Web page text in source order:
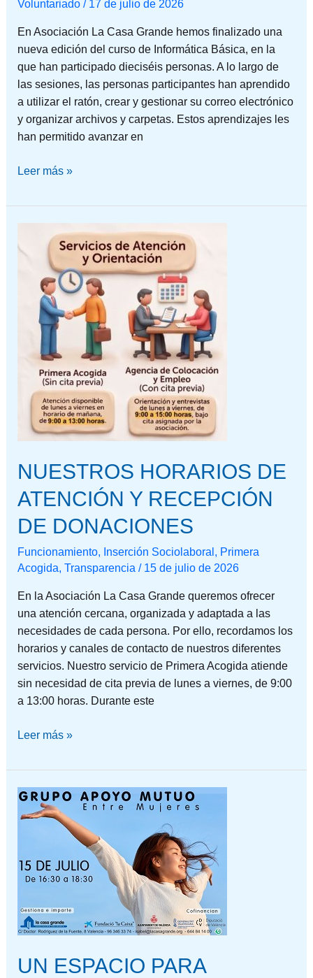
Voluntariado/ 17 de julio de 2026
En Asociación La Casa Grande hemos finalizado una
nueva edición del curso de Informática Básica, en la
que han participado dieciséis personas. A lo largo de
las sesiones, las personas participantes han aprendido
a utilizar el ratón, crear y gestionar su correo electrónico
y organizar archivos y carpetas. Estos aprendizajes les
han permitido avanzar en
Leer más »
NUESTROS HORARIOS DE
ATENCIÓN Y RECEPCIÓN
DE DONACIONES
Funcionamiento, Inserción Sociolaboral , Primera
Acogida, Transparencia / 15 de julio de 2026
En la Asociación La Casa Grande queremos ofrecer
una atención cercana, organizada y adaptada a las
necesidades de cada persona. Por ello, recordamos los
horarios y canales de contacto de nuestros diferentes
servicios. Nuestro servicio de Primera Acogida atiende
sin necesidad de cita previa de lunes a viernes, de 9:00
a 13:00 horas. Durante este
NUESTROS
HORARIOS
ATENCIÓN
RECEPCIÓN
DONACIONES
Leer más »
UN ESPACIO PARA
UN
ESPACIO
COMPARTIR
Y
CUIDARNOS